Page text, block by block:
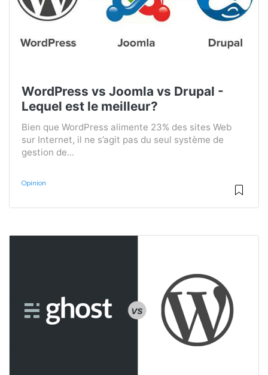
WordPress vs Joomla vs Drupal -
Lequel est le meilleur?
Bien que WordPress alimente 23% des sites Web
sur Internet, il ne s’agit pas du seul système de
gestion de...
Opinion